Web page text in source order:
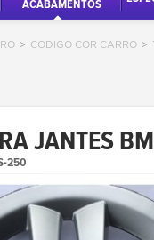
ACABAMENTOS
> CODIGO COR CARRO >
JANTES
250